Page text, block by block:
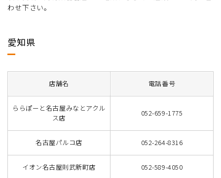
わせ下さい。
愛知県
店舗名 電話番号
ららぽーと名古屋みなとアクル
ス店
052-659-1775
名古屋パルコ店 052-264-8316
イオン名古屋則武新町店 052-589-4050